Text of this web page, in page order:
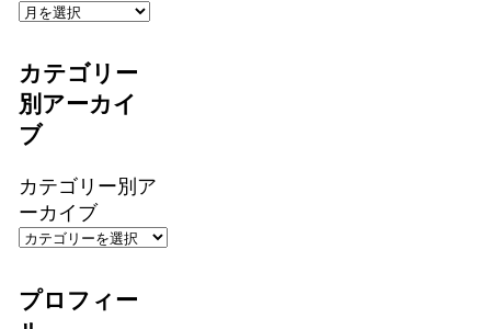
カテゴリー
別アーカイ
ブ
カテゴリー別ア
ーカイブ
プロフィー